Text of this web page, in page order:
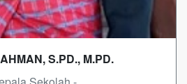
S.PD., M.PD.